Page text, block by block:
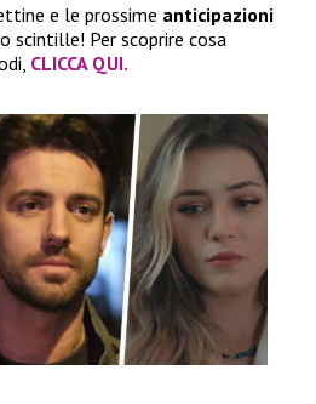
e le prossime anticipazioni
scintille! Per scoprire cosa
CLICCA QUI.